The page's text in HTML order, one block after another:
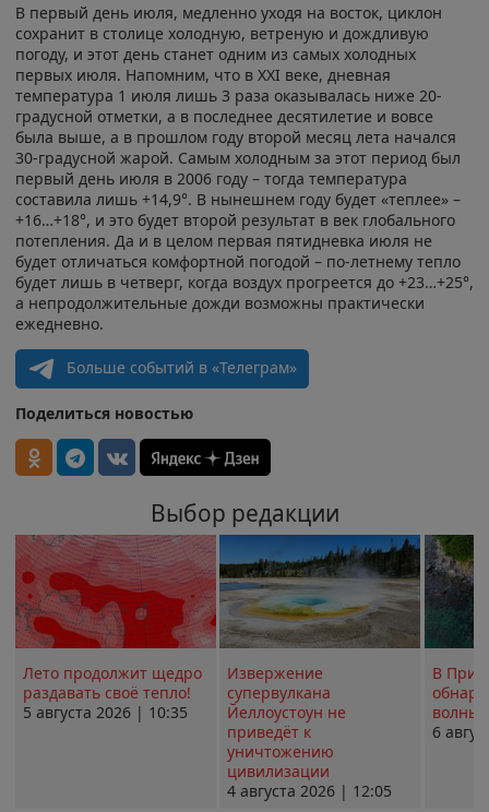
В первый день июля, медленно уходя на восток, циклон
сохранит в столице холодную, ветреную и дождливую
погоду, и этот день станет одним из самых холодных
первых июля. Напомним, что в XXI веке, дневная
температура 1 июля лишь 3 раза оказывалась ниже 20-
градусной отметки, а в последнее десятилетие и вовсе
была выше, а в прошлом году второй месяц лета начался
30-градусной жарой. Самым холодным за этот период был
первый день июля в 2006 году – тогда температура
составила лишь +14,9°. В нынешнем году будет «теплее» –
+16…+18°, и это будет второй результат в век глобального
потепления. Да и в целом первая пятидневка июля не
будет отличаться комфортной погодой – по-летнему тепло
будет лишь в четверг, когда воздух прогреется до +23…+25°,
а непродолжительные дожди возможны практически
ежедневно.
Больше событий в «Телеграм»
Поделиться новостью
Выбор редакции
Лето продолжит щедро
раздавать своё тепло!
5 августа 2026 | 10:35
Извержение
супервулкана
Йеллоустоун не
приведёт к
уничтожению
цивилизации
4 августа 2026 | 12:05
В
волны
6